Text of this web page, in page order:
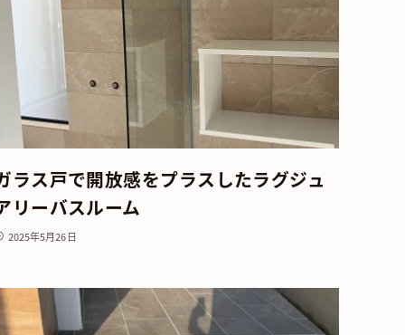
ラス戸で開放感をプラスしたラグジュ
リーバスルーム
2025年5月26日